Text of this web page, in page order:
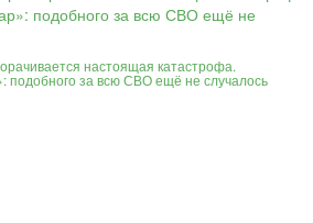
настоящая катастрофа.
подобного за всю СВО ещё не случалось